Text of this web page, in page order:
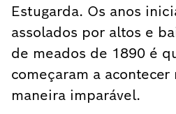
Estugarda. Os anos
assolados por altos e
de meados de 1890 é
começaram a
maneira imparável.